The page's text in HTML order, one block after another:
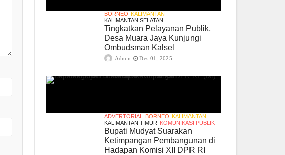
BORNEO KALIMANTAN
KALIMANTAN SELATAN
Tingkatkan Pelayanan Publik,
Desa Muara Jaya Kunjungi
Ombudsman Kalsel
Admin Des 01, 2025
ADVERTORIAL BORNEO KALIMANTAN
KALIMANTAN TIMUR KOMUNIKASI PUBLIK
Bupati Mudyat Suarakan
Ketimpangan Pembangunan di
Hadapan Komisi XII DPR RI